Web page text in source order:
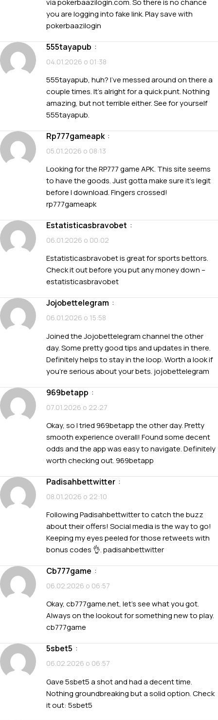
via pokerbaazilogin.com. So there is no chance
you are logging into fake link. Play save with
pokerbaazilogin
555tayapub :
04.01.2026 о 01:38
555tayapub, huh? I’ve messed around on there a
couple times. It’s alright for a quick punt. Nothing
amazing, but not terrible either. See for yourself
555tayapub.
rp777gameapk :
05.01.2026 о 08:13
Looking for the RP777 game APK. This site seems
to have the goods. Just gotta make sure it’s legit
before I download. Fingers crossed!
rp777gameapk
estatisticasbravobet :
06.01.2026 о 00:02
Estatisticasbravobet is great for sports bettors.
Check it out before you put any money down –
estatisticasbravobet
jojobettelegram :
06.01.2026 о 15:58
Joined the Jojobettelegram channel the other
day. Some pretty good tips and updates in there.
Definitely helps to stay in the loop. Worth a look if
you’re serious about your bets. jojobettelegram
969betapp :
07.01.2026 о 22:27
Okay, so I tried 969betapp the other day. Pretty
smooth experience overall! Found some decent
odds and the app was easy to navigate. Definitely
worth checking out.969betapp
padisahbettwitter :
08.01.2026 о 22:10
Following Padisahbettwitter to catch the buzz
about their offers! Social media is the way to go!
Keeping my eyes peeled for those retweets with
bonus codes 👌.padisahbettwitter
cb777game :
06.02.2026 о 06:57
Okay, cb777game.net, let’s see what you got.
Always on the lookout for something new to play.
cb777game
5sbet5 :
06.02.2026 о 06:57
Gave 5sbet5 a shot and had a decent time.
Nothing groundbreaking but a solid option. Check
it out: 5sbet5